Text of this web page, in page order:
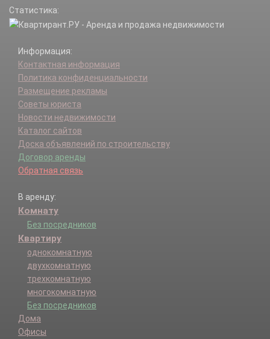
Статистика:
Информация:
Контактная информация
Политика конфиденциальности
Размещение рекламы
Советы юриста
Новости недвижимости
Каталог сайтов
Доска объявлений по строительству
Договор аренды
Обратная связь
В аренду:
Комнату
Без посредников
Квартиру
однокомнатную
двухкомнатную
трехкомнатную
многокомнатную
Без посредников
Дома
Офисы